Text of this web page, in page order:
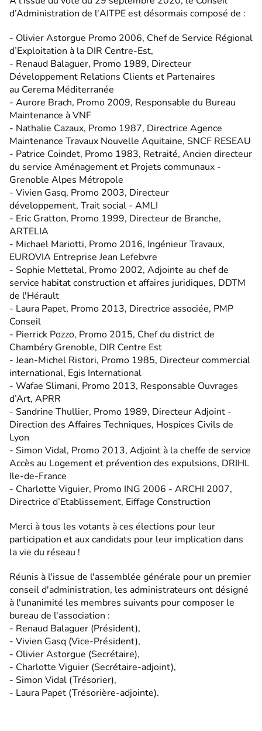
d’Administration de l'AITPE est désormais composé de :
- Olivier Astorgue Promo 2006, Chef de Service Régional
d’Exploitation à la DIR Centre-Est,
- Renaud Balaguer, Promo 1989, Directeur
Développement Relations Clients et Partenaires
au Cerema Méditerranée
- Aurore Brach, Promo 2009, Responsable du Bureau
Maintenance à VNF
- Nathalie Cazaux, Promo 1987, Directrice Agence
Maintenance Travaux Nouvelle Aquitaine, SNCF RESEAU
- Patrice Coindet, Promo 1983, Retraité, Ancien directeur
du service Aménagement et Projets communaux -
Grenoble Alpes Métropole
- Vivien Gasq, Promo 2003, Directeur
développement, Trait social - AMLI
- Eric Gratton, Promo 1999, Directeur de Branche,
ARTELIA
- Michael Mariotti, Promo 2016, Ingénieur Travaux,
EUROVIA Entreprise Jean Lefebvre
- Sophie Mettetal, Promo 2002, Adjointe au chef de
service habitat construction et affaires juridiques, DDTM
de l'Hérault
- Laura Papet, Promo 2013, Directrice associée, PMP
Conseil
- Pierrick Pozzo, Promo 2015, Chef du district de
Chambéry Grenoble, DIR Centre Est
- Jean-Michel Ristori, Promo 1985, Directeur commercial
international, Egis International
- Wafae Slimani, Promo 2013, Responsable Ouvrages
d’Art, APRR
- Sandrine Thullier, Promo 1989, Directeur Adjoint -
Direction des Affaires Techniques, Hospices Civils de
Lyon
- Simon Vidal, Promo 2013, Adjoint à la cheffe de service
Accès au Logement et prévention des expulsions, DRIHL
Ile-de-France
- Charlotte Viguier, Promo ING 2006 - ARCHI 2007,
Directrice d’Etablissement, Eiffage Construction
Merci à tous les votants à ces élections pour leur
participation et aux candidats pour leur implication dans
la vie du réseau !
Réunis à l'issue de l'assemblée générale pour un premier
conseil d'administration, les administrateurs ont désigné
à l'unanimité les membres suivants pour composer le
bureau de l'association :
- Renaud Balaguer (Président),
- Vivien Gasq (Vice-Président),
- Olivier Astorgue (Secrétaire),
- Charlotte Viguier (Secrétaire-adjoint),
- Simon Vidal (Trésorier),
- Laura Papet (Trésorière-adjointe).